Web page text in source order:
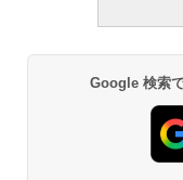
Google 検索